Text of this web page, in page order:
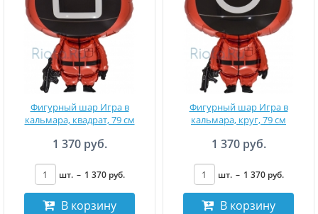
Фигурный шар Игра в
кальмара, квадрат, 79 см
1 370 руб.
шт. – 1 370 руб.
В корзину
Фигурный шар Игра в
кальмара, круг, 79 см
1 370 руб.
шт. – 1 370 руб.
В корзину